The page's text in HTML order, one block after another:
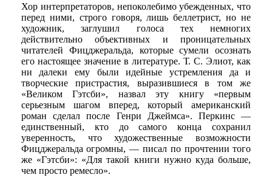
Хор интерпретаторов, непоколебимо убежденных, что
перед ними, строго говоря, лишь беллетрист, но не
художник, заглушил голоса тех немногих
действительно объективных и проницательных
читателей Фицджеральда, которые сумели осознать
его настоящее значение в литературе. Т. С. Элиот, как
ни далеки ему были идейные устремления да и
творческие пристрастия, выразившиеся в том же
«Великом Гэтсби», назвал эту книгу «первым
серьезным шагом вперед, который американский
роман сделал после Генри Джеймса». Перкинс —
единственный, кто до самого конца сохранил
уверенность, что художественные возможности
Фицджеральда огромны, — писал по прочтении того
же «Гэтсби»: «Для такой книги нужно куда больше,
чем просто ремесло».